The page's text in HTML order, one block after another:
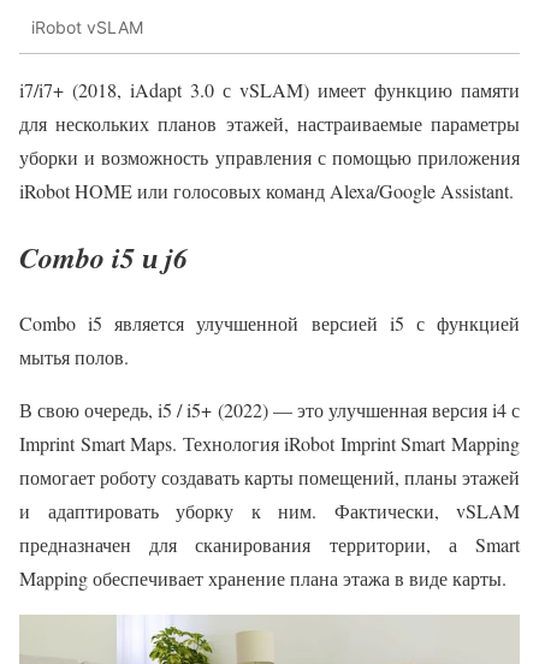
iRobot vSLAM
i7/i7+ (2018, iAdapt 3.0 с vSLAM) имеет функцию памяти
для нескольких планов этажей, настраиваемые параметры
уборки и возможность управления с помощью приложения
iRobot HOME или голосовых команд Alexa/Google Assistant.
Combo i5 и j6
Combo i5 является улучшенной версией i5 с функцией
мытья полов.
В свою очередь, i5 / i5+ (2022) — это улучшенная версия i4 с
Imprint Smart Maps. Технология iRobot Imprint Smart Mapping
помогает роботу создавать карты помещений, планы этажей
и адаптировать уборку к ним. Фактически, vSLAM
предназначен для сканирования территории, а Smart
Mapping обеспечивает хранение плана этажа в виде карты.